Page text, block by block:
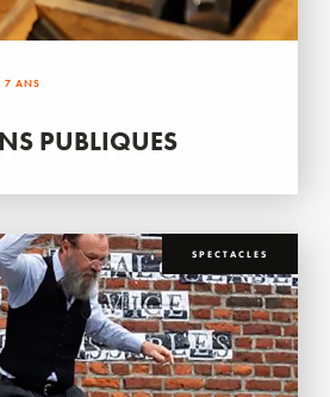
7 ANS
PUBLIQUES
SPECTACLES